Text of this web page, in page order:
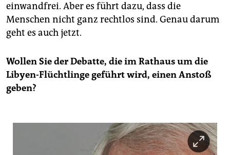
einwandfrei. Aber es führt dazu, dass die
Menschen nicht ganz rechtlos sind. Genau darum
geht es auch jetzt.
Wollen Sie der Debatte, die im Rathaus um die
Libyen-Flüchtlinge geführt wird, einen Anstoß
geben?